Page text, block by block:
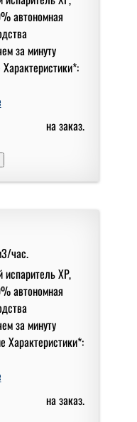
автономная
за минуту
на заказ.
XP,
автономная
за минуту
Характеристики*:
на заказ.